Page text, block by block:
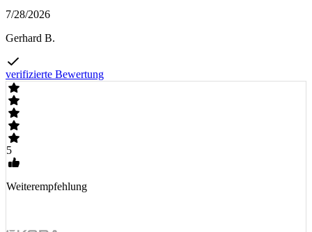
7/28/2026
Gerhard B.
verifizierte Bewertung
5
Weiterempfehlung